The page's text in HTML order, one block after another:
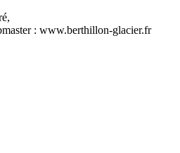
: www.berthillon-glacier.fr